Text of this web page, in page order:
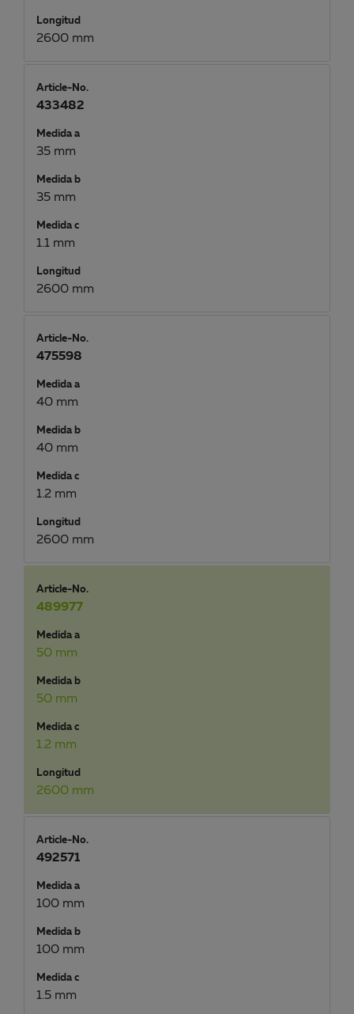
Longitud
2600 mm
Article-No.
433482
Medida a
35 mm
Medida b
35 mm
Medida c
1.1 mm
Longitud
2600 mm
Article-No.
475598
Medida a
40 mm
Medida b
40 mm
Medida c
1.2 mm
Longitud
2600 mm
Article-No.
489977
Medida a
50 mm
Medida b
50 mm
Medida c
1.2 mm
Longitud
2600 mm
Article-No.
492571
Medida a
100 mm
Medida b
100 mm
Medida c
1.5 mm